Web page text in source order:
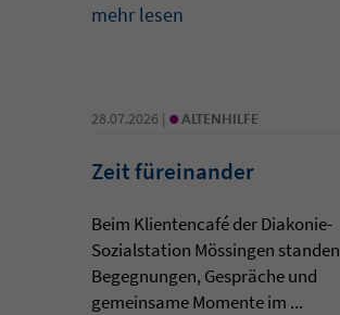
mehr lesen
28.07.2026 | • ALTENHILFE
Zeit füreinander
Beim Klientencafé der Diakonie-
Sozialstation Mössingen standen
Begegnungen, Gespräche und
gemeinsame Momente im ...